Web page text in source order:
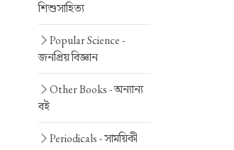
শিশুসাহিত্য
Popular Science -
জনপ্রিয় বিজ্ঞান
Other Books -অন্যান্য
বই
Periodicals -সাময়িকী